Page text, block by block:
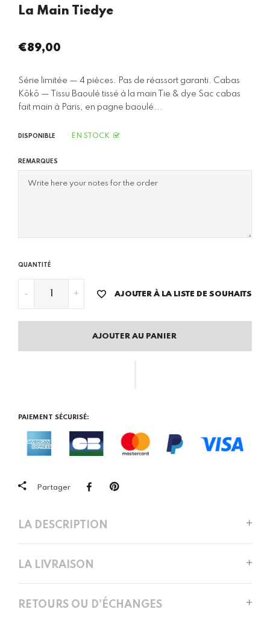
La Main Tiedye
Prix
€89,00
Série limitée — 4 pièces. Pas de réassort garanti. Cabas
Kôkô — Tissu Baoulé tissé à la main Tie & dye Sac cabas
fait main à Paris, en pagne baoulé...
DISPONIBLE EN STOCK
REMARQUES
QUANTITÉ
- + AJOUTER À LA LISTE DE SOUHAITS
AJOUTER AU PANIER
PAIEMENT SÉCURISÉ:
Partager
LA DESCRIPTION
LA LIVRAISON
RETOURS OU D'ÉCHANGES